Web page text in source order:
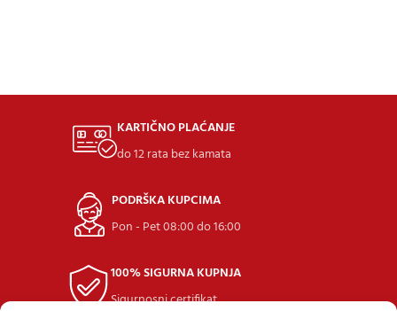
KARTIČNO PLAĆANJE
do 12 rata bez kamata
PODRŠKA KUPCIMA
Pon - Pet 08:00 do 16:00
100% SIGURNA KUPNJA
Sigurnosni certifikat